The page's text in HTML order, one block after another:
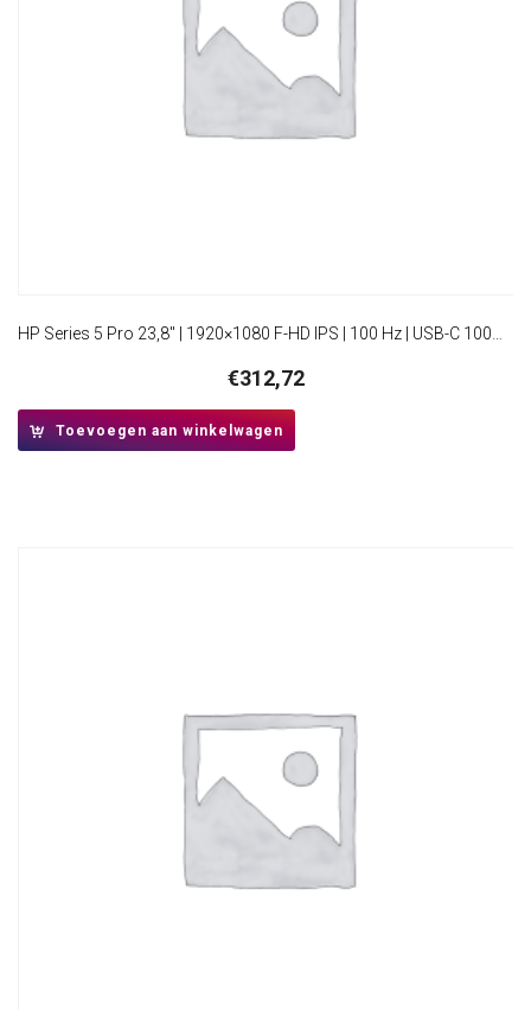
€312,72
Toevoegen aan winkelwagen